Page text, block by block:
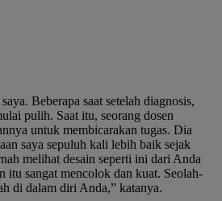
Beberapa saat setelah diagnosis,
pulih. Saat itu, seorang dosen
untuk membicarakan tugas. Dia
saya sepuluh kali lebih baik sejak
melihat desain seperti ini dari Anda
itu sangat mencolok dan kuat. Seolah-
di dalam diri Anda,” katanya.